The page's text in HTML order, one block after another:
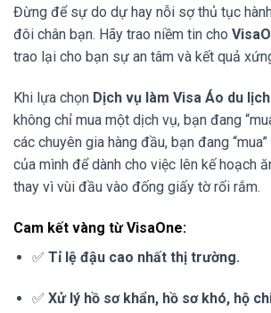
Đừng để sự do dự hay nỗi sợ thủ tục
đôi chân bạn. Hãy trao niềm tin cho
trao lại cho bạn sự an tâm và kết quả
Khi lựa chọn Dịch vụ làm Visa Áo du lịch
không chỉ mua một dịch vụ, bạn đang
các chuyên gia hàng đầu, bạn đang
của mình để dành cho việc lên kế hoạch
thay vì vùi đầu vào đống giấy tờ rối rắm.
Cam kết vàng từ VisaOne:
✅ Tỉ lệ đậu cao nhất thị trường.
✅ Xử lý hồ sơ khẩn, hồ sơ khó, hộ